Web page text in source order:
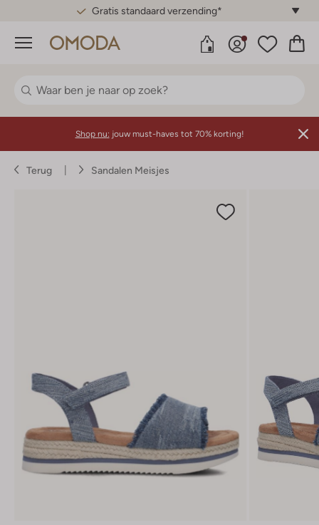
Gratis standaard verzending*
Menu
Shop nu: jouw must-haves tot 70% korting!
Terug Sandalen Meisjes